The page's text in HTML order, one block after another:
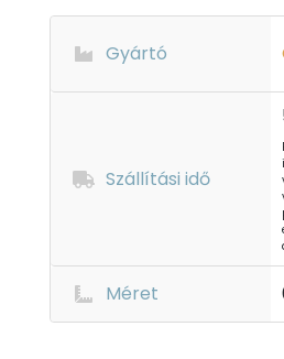
Gyártó
Szállítási idő
Méret